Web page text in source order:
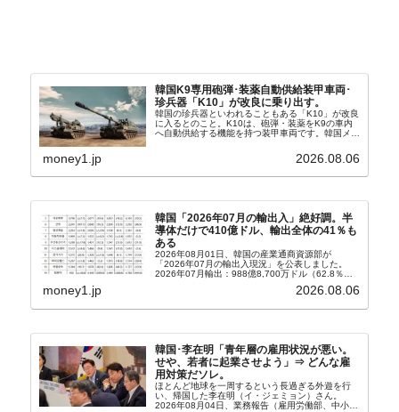
韓国K9専用砲弾･装薬自動供給装甲車両･
珍兵器「K10」が改良に乗り出す。
韓国の珍兵器といわれることもある「K10」が改良
に入るとのこと。K10は、砲弾・装薬をK9の車内
へ自動供給する機能を持つ装甲車両です。韓国メデ
から以下に一部を引きます。2005年に初めて...
money1.jp 2026.08.06
韓国「2026年07月の輸出入」絶好調。半
導体だけで410億ドル、輸出全体の41％も
ある
2026年08月01日、韓国の産業通商資源部が
「2026年07月の輸出入現況」を公表しました。
2026年07月輸出：988億8,700万ドル（62.8％）
money1.jp 2026.08.06
韓国･李在明「青年層の雇用状況が悪い。
せや、若者に起業させよう」⇒ どんな雇
用対策だソレ。
ほとんど地球を一周するという長過ぎる外遊を行
い、帰国した李在明（イ・ジェミョン）さん。
2026年08月04日、業務報告（雇用労働部、中小ベ